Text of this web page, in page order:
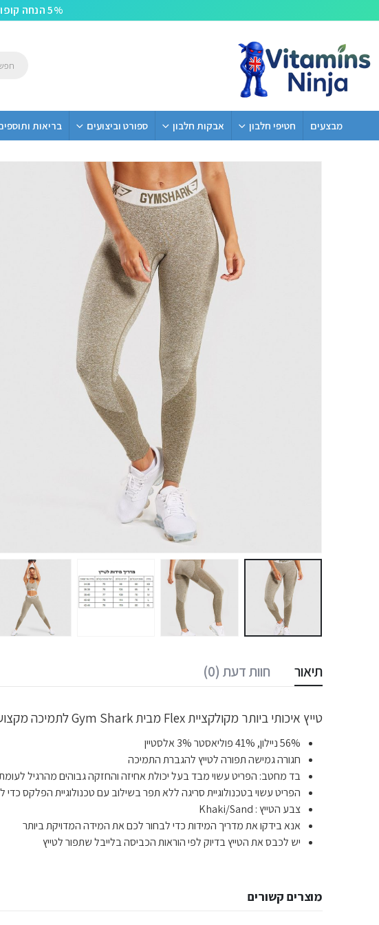
5% הנחה קופון TAKE5 בקניית 2 מוצרים. משלוח חינם מעל 279 שח!
מבצעים חטיפי חלבון אבקות חלבון ספורט וביצועים בריאות
תיאור חוות דעת (0)
טייץ איכותי ביותר מקולקציית Flex מבית Gym Shark לתמיכה מקצועית במהלך האימונים ומיקסום הביצועים במהלך האימון.
56% ניילון, 41% פוליאסטר 3% אלסטיין
חגורה גמישה תפורה לטייץ להגברת התמיכה
בד מחטב: הפריט עשוי מבד בעל יכולת אחיזה והחזקה גבוהים מהרגיל
הפריט עשוי בטכנולוגיית סריגה ללא תפר בשילוב עם טכנולוגיית הפלקס
צבע הטייץ : Khaki/Sand
אנא בידקו את מדריך המידות כדי לבחור לכם את המידה המדויקת ביותר
יש לכבס את הטייץ בדיוק לפי הוראות הכביסה בלייבל שתפור לטייץ
מוצרים קשורים